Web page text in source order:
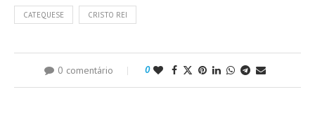
CATEQUESE CRISTO REI
0 comentário 0